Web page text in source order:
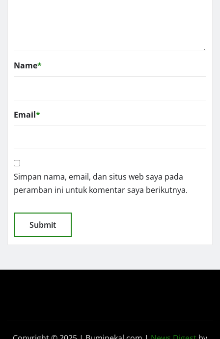
Name*
Email*
Simpan nama, email, dan situs web saya pada
peramban ini untuk komentar saya berikutnya.